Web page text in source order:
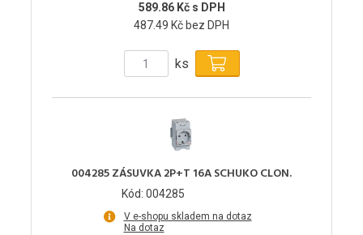
589.86 Kč s DPH
487.49 Kč bez DPH
ks
004285 ZÁSUVKA 2P+T 16A SCHUKO CLON.
Kód: 004285
V e-shopu skladem na dotaz
Na dotaz